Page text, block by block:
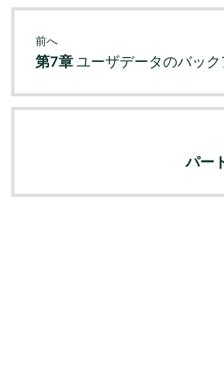
前へ
第7章ユーザデータのバッ
パー